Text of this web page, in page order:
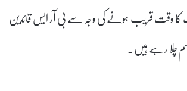
کا وقت قریب ہونے کی وجہ سے بی آر ایس قائدین
چلا رہے ہیں۔